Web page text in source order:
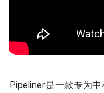
Pipeliner是一款专为中